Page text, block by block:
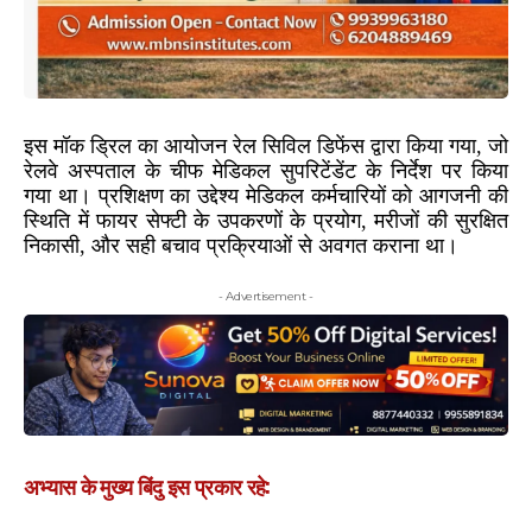
इस मॉक ड्रिल का आयोजन रेल सिविल डिफेंस द्वारा किया गया, जो
रेलवे अस्पताल के चीफ मेडिकल सुपरिटेंडेंट के निर्देश पर किया
गया था। प्रशिक्षण का उद्देश्य मेडिकल कर्मचारियों को आगजनी की
स्थिति में फायर सेफ्टी के उपकरणों के प्रयोग, मरीजों की सुरक्षित
निकासी, और सही बचाव प्रक्रियाओं से अवगत कराना था।
- Advertisement -
अभ्यास के मुख्य बिंदु इस प्रकार रहे: